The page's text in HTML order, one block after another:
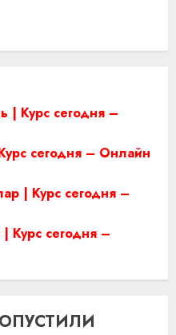
| Курс сегодня –
сегодня – Онлайн
| Курс сегодня –
Курс сегодня –